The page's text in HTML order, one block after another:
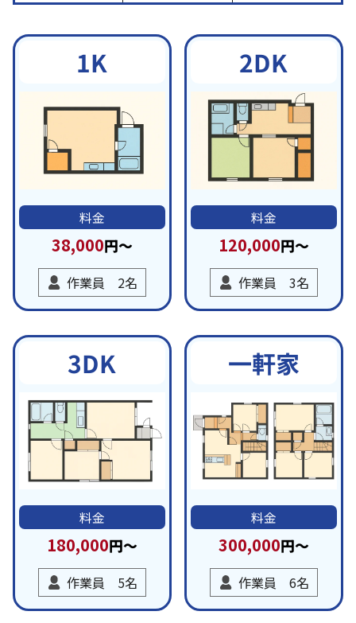
1K
料金
38,000円～
作業員 2名
2DK
料金
120,000円～
作業員 3名
3DK
料金
180,000円～
作業員 5名
一軒家
料金
300,000円～
作業員 6名